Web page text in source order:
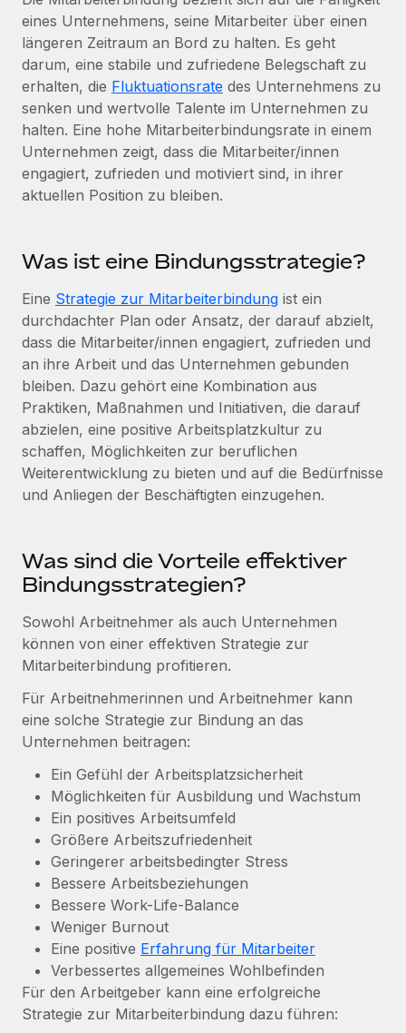
Globales Onboarding und Verwalten von
Freelancer:innen
PEO
Auslagern von komplexen HR-Aufgaben
INFRASTRUKTUR
Remote Embedded
Nahtlose Integration der HR in bestehende Abläufe
Integrierte HR-Kernfunktionen für dein Team
Verknüpfen
Neu
Verknüpfung beliebiger KI-Tools mit Remote über unser
MCP
Prozessoptimierung mit unverzichtbaren Business-
Tools
DIENSTLEISTUNGEN
Background-Checks
Einfacheres Bewerber:innen-Screening
Compliance Watchtower
Lückenlose Compliance
Geräteverwaltung
Globale Bereitstellung und Verfolgung von IT-
Geräten
Gründung von Niederlassungen
Schnelle, rechtssichere Gründung von
Niederlassungen
Mobilität und Relocation
Mühelose Relocation von Mitarbeiter:innen
Benefits
Mühelose Verwaltung von Benefits
WACHSTUMSPHASE
Startups
Agile HR- und Payroll-Lösungen für wachsende
Unternehmen
Mittelstand
Maßgeschneiderte HR-Lösungen, um Teams zu
vergrößern
Globale HR für Konzerne und Großunternehmen
PARTNER WERDEN
Strategische Technologiepartner
Flexible Einbettung von Global-HR-Funktionen in deine
Partner werden
Entdecke die Möglichkeiten einer Partnerschaft
Remote Build Demnächst verfügbar
FALLSTUDIEN
So hat der KI-Vorreiter Weaviate sein Team mit
Weaviate auf einen Blick Weaviate entwickelt KI-basierte
Mehr erfahren
Revolution des Enterprise Contractor
Managements – die Erfolgsgeschichte einer
globalen Content-Agentur mit Remote
Transformation einer weltweit erfolgreichen...
Mehr erfahren
Gesamtbeschäftigungskosten
Honorarzahlungen berechnen
Informationen zu möglichen Währungen und
Abwicklungsfristen für globale Freelancer:innen
LERNEN MIT REMOTE
Forschung und Leitfäden
HR-Glossar
Checklisten und Vorlagen
Bibliothek für Stellenbeschreibungen
Events
Newsroom
Informationen zu Gehältern und Qualifikationen
Hol dir Unterstützung
Alle Ressourcen anzeigen
BLOG
EOR und PEO
Steuern
Den Blog erkunden
BLOG
Neues zu Remote-Produkten: Integration mit
Gusto und Zero und Contractor Management
Plus
Auch im neuen Jahr wollen wir bei Remote Unternehmen
aller Größen dabei unterstützen, die beste...
Nederlands
Français
Deutsch
Español
Português (Portugal)
日本語
한국어
中文（简体）
Anmelden
eines Unternehmens, seine Mitarbeiter über einen
längeren Zeitraum an Bord zu halten. Es geht
darum, eine stabile und zufriedene Belegschaft zu
erhalten, die Fluktuationsrate des Unternehmens zu
senken und wertvolle Talente im Unternehmen zu
halten. Eine hohe Mitarbeiterbindungsrate in einem
Unternehmen zeigt, dass die Mitarbeiter/innen
engagiert, zufrieden und motiviert sind, in ihrer
aktuellen Position zu bleiben.
Was ist eine Bindungsstrategie?
Eine Strategie zur Mitarbeiterbindung ist ein
durchdachter Plan oder Ansatz, der darauf abzielt,
dass die Mitarbeiter/innen engagiert, zufrieden und
an ihre Arbeit und das Unternehmen gebunden
bleiben. Dazu gehört eine Kombination aus
Praktiken, Maßnahmen und Initiativen, die darauf
abzielen, eine positive Arbeitsplatzkultur zu
schaffen, Möglichkeiten zur beruflichen
Weiterentwicklung zu bieten und auf die Bedürfnisse
und Anliegen der Beschäftigten einzugehen.
Was sind die Vorteile effektiver
Bindungsstrategien?
Sowohl Arbeitnehmer als auch Unternehmen
können von einer effektiven Strategie zur
Mitarbeiterbindung profitieren.
Für Arbeitnehmerinnen und Arbeitnehmer kann
eine solche Strategie zur Bindung an das
Unternehmen beitragen:
Ein Gefühl der Arbeitsplatzsicherheit
Möglichkeiten für Ausbildung und Wachstum
Ein positives Arbeitsumfeld
Größere Arbeitszufriedenheit
Geringerer arbeitsbedingter Stress
Bessere Arbeitsbeziehungen
Bessere Work-Life-Balance
Weniger Burnout
Eine positive Erfahrung für Mitarbeiter
Verbessertes allgemeines Wohlbefinden
Für den Arbeitgeber kann eine erfolgreiche
Strategie zur Mitarbeiterbindung dazu führen: